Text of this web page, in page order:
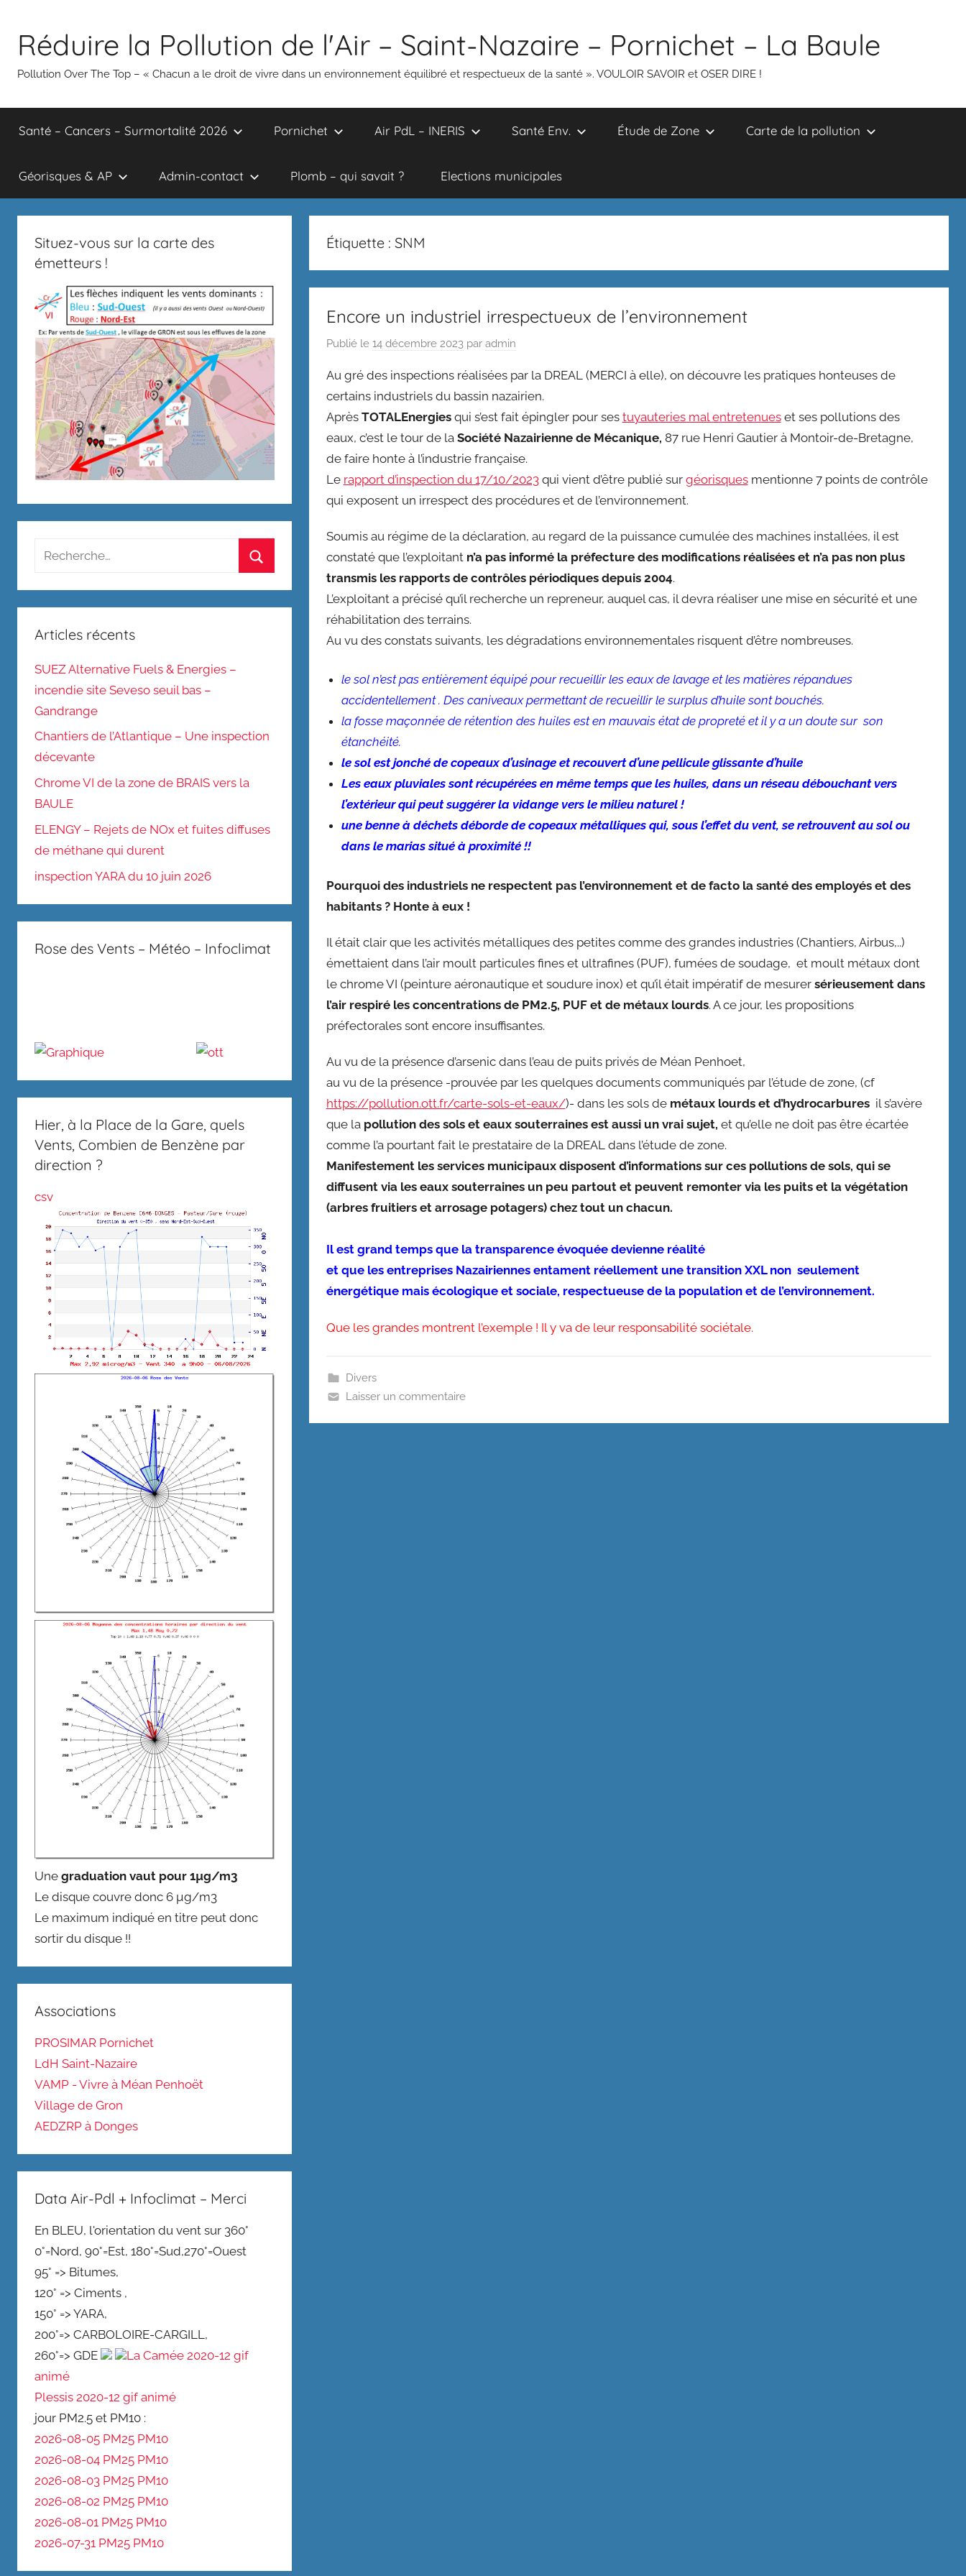
contenu
Réduire la Pollution de l'Air – Saint-Nazaire – Pornichet – La Baule
Pollution Over The Top – « Chacun a le droit de vivre dans un environnement équilibré et respectueux de la santé ». VOULOIR SAVOIR et OSER DIRE !
Santé – Cancers – Surmortalité 2026 Pornichet Air PdL – INERIS Santé Env. Étude de Zone Carte de la pollution
Géorisques & AP Admin-contact Plomb – qui savait ? Elections municipales
Étiquette : SNM
Encore un industriel irrespectueux de l’environnement
Publié le 14 décembre 2023par admin
Au gré des inspections réalisées par la DREAL (MERCI à elle), on découvre les pratiques honteuses de
certains industriels du bassin nazairien.
Après TOTALEnergiesqui s’est fait épingler pour ses tuyauteries mal entretenueset ses pollutions des
eaux, c’est le tour de la Société Nazairienne de Mécanique, 87 rue Henri Gautier à Montoir-de-Bretagne,
de faire honte à l’industrie française.
Le rapport d’inspection du 17/10/2023qui vient d’être publié sur géorisquesmentionne 7 points de contrôle
qui exposent un irrespect des procédures et de l’environnement.
Soumis au régime de la déclaration, au regard de la puissance cumulée des machines installées, il est
constaté que l’exploitant n’a pas informé la préfecture des modifications réalisées et n’a pas non plus
transmis les rapports de contrôles périodiques depuis 2004.
L’exploitant a précisé qu’il recherche un repreneur, auquel cas, il devra réaliser une mise en sécurité et une
réhabilitation des terrains.
Au vu des constats suivants, les dégradations environnementales risquent d’être nombreuses.
le sol n’est pas entièrement équipé pour recueillir les eaux de lavage et les matières répandues
accidentellement . Des caniveaux permettant de recueillir le surplus d’huile sont bouchés.
la fosse maçonnée de rétention des huiles est en mauvais état de propreté et il y a un doute sur son
étanchéité.
le sol est jonché de copeaux d’usinage et recouvert d’une pellicule glissante d’huile
Les eaux pluviales sont récupérées en même temps que les huiles, dans un réseau débouchant vers
l’extérieur qui peut suggérer la vidange vers le milieu naturel !
une benne à déchets déborde de copeaux métalliques qui, sous l’effet du vent, se retrouvent au sol ou
dans le marias situé à proximité !!
Pourquoi des industriels ne respectent pas l’environnement et de facto la santé des employés et des
habitants ? Honte à eux !
Il était clair que les activités métalliques des petites comme des grandes industries (Chantiers, Airbus,..)
émettaient dans l’air moult particules fines et ultrafines (PUF), fumées de soudage, et moult métaux dont
le chrome VI (peinture aéronautique et soudure inox) et qu’il était impératif de mesurer sérieusement dans
l’air respiré les concentrations de PM2.5, PUF et de métaux lourds. A ce jour, les propositions
préfectorales sont encore insuffisantes.
Au vu de la présence d’arsenic dans l’eau de puits privés de Méan Penhoet,
au vu de la présence -prouvée par les quelques documents communiqués par l’étude de zone, (cf
https://pollution.ott.fr/carte-sols-et-eaux/)- dans les sols de métaux lourds et d’hydrocarburesil s’avère
que la pollution des sols et eaux souterraines est aussi un vrai sujet, et qu’elle ne doit pas être écartée
comme l’a pourtant fait le prestataire de la DREAL dans l’étude de zone.
Manifestement les services municipaux disposent d’informations sur ces pollutions de sols, qui se
diffusent via les eaux souterraines un peu partout et peuvent remonter via les puits et la végétation
(arbres fruitiers et arrosage potagers) chez tout un chacun.
Il est grand temps que latransparence évoquée devienne réalité
et que les entreprises Nazairiennes entament réellement une transition XXL non seulement
énergétique mais écologique et sociale, respectueuse de la population et de l’environnement.
Que les grandes montrent l’exemple ! Il y va de leur responsabilité sociétale.
Divers
Laisser un commentaire
Situez-vous sur la carte des
émetteurs !
Recherche
:
Articles récents
SUEZ Alternative Fuels & Energies –
incendie site Seveso seuil bas –
Gandrange
Chantiers de l’Atlantique – Une inspection
décevante
Chrome VI de la zone de BRAIS vers la
BAULE
ELENGY – Rejets de NOx et fuites diffuses
de méthane qui durent
inspection YARA du 10 juin 2026
Rose des Vents – Météo – Infoclimat
Hier, à la Place de la Gare, quels
Vents, Combien de Benzène par
direction ?
csv
Une graduation vaut pour 1µg/m3
Le disque couvre donc 6 µg/m3
Le maximum indiqué en titre peut donc
sortir du disque !!
Associations
PROSIMAR Pornichet
LdH Saint-Nazaire
VAMP - Vivre à Méan Penhoët
Village de Gron
AEDZRP à Donges
Data Air-Pdl + Infoclimat – Merci
En BLEU, l'orientation du vent sur 360°
0°=Nord, 90°=Est, 180°=Sud,270°=Ouest
95° => Bitumes,
120° => Ciments ,
150° => YARA,
200°=> CARBOLOIRE-CARGILL,
260°=> GDE
La Camée 2020-12 gif
animé
Plessis 2020-12 gif animé
jour PM2.5 et PM10 :
2026-08-05 PM25 PM10
2026-08-04 PM25 PM10
2026-08-03 PM25 PM10
2026-08-02 PM25 PM10
2026-08-01 PM25 PM10
2026-07-31 PM25 PM10